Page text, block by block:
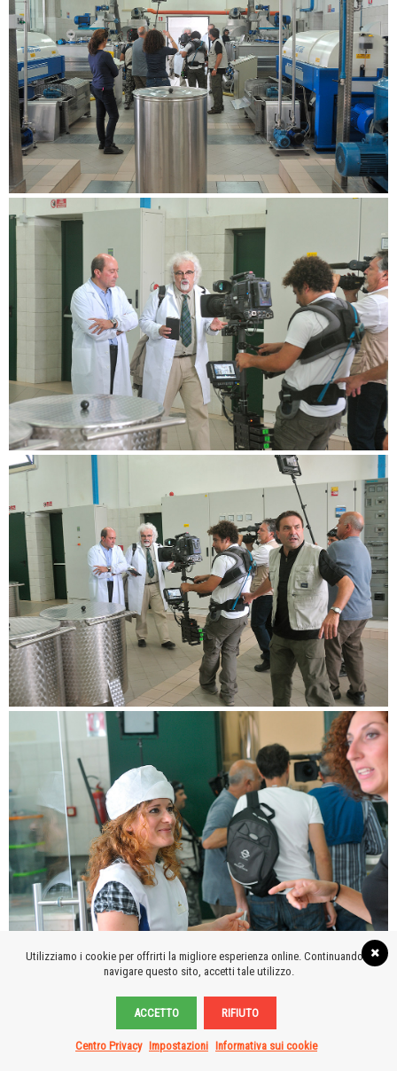
Utilizziamo i cookie per offrirti la migliore esperienza online. Continuando a
navigare questo sito, accetti tale utilizzo.
ACCETTO RIFIUTO
Centro Privacy Impostazioni Informativa sui cookie